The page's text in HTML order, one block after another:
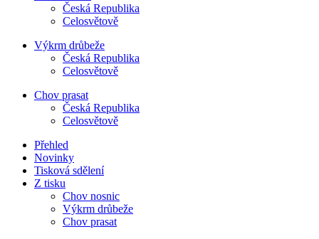
Česká Republika
Celosvětově
Výkrm drůbeže
Česká Republika
Celosvětově
Chov prasat
Česká Republika
Celosvětově
Přehled
Novinky
Tisková sdělení
Z tisku
Chov nosnic
Výkrm drůbeže
Chov prasat